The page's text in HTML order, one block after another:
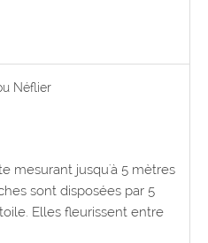
Néflier
mesurant jusqu'à 5 mètres
sont disposées par 5
Elles fleurissent entre